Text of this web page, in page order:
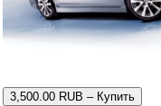
3,500.00 RUB – Купить